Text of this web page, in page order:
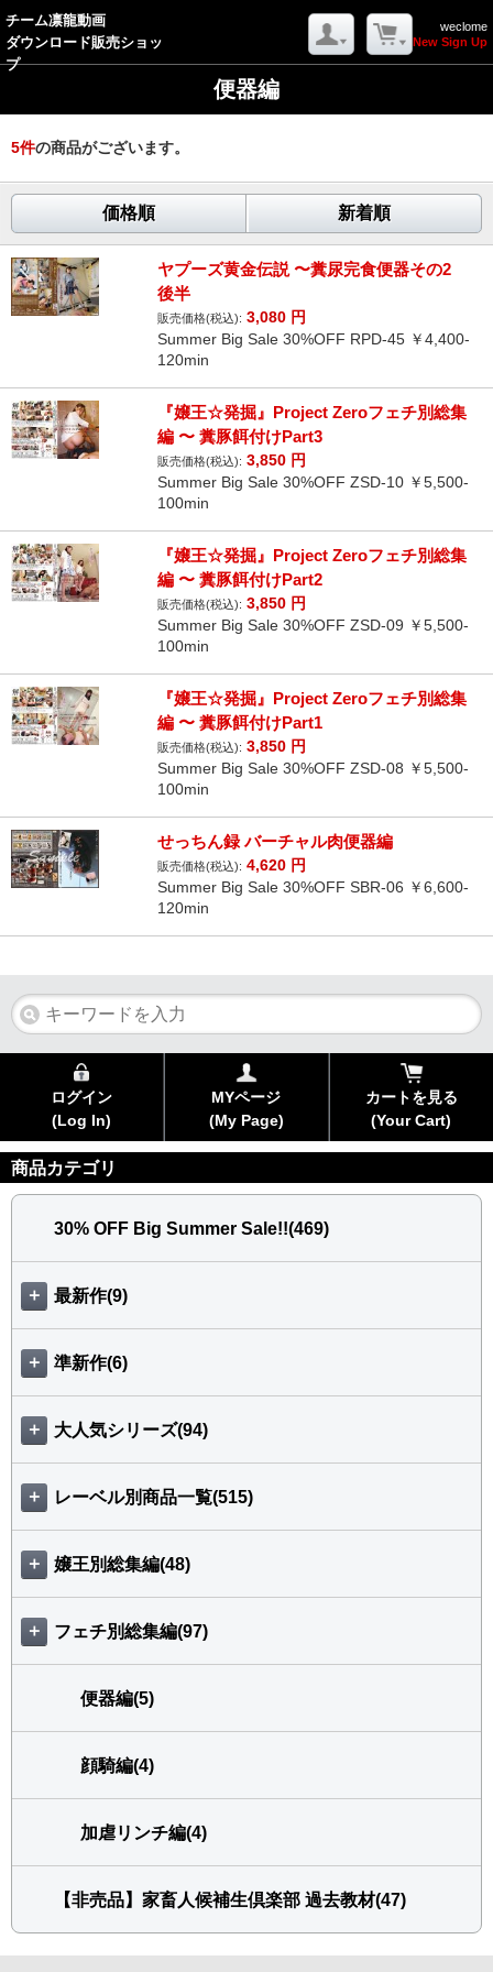
チーム凛龍動画
ダウンロード販売ショッ
プ
weclome
New Sign Up
便器編
5件の商品がございます。
価格順 新着順
ヤプーズ黄金伝説 〜糞尿完食便器その2
後半
販売価格(税込): 3,080 円
Summer Big Sale 30%OFF RPD-45 ￥4,400-
120min
『嬢王☆発掘』Project Zeroフェチ別総集
編 〜 糞豚餌付けPart3
販売価格(税込): 3,850 円
Summer Big Sale 30%OFF ZSD-10 ￥5,500-
100min
『嬢王☆発掘』Project Zeroフェチ別総集
編 〜 糞豚餌付けPart2
販売価格(税込): 3,850 円
Summer Big Sale 30%OFF ZSD-09 ￥5,500-
100min
『嬢王☆発掘』Project Zeroフェチ別総集
編 〜 糞豚餌付けPart1
販売価格(税込): 3,850 円
Summer Big Sale 30%OFF ZSD-08 ￥5,500-
100min
せっちん録 バーチャル肉便器編
販売価格(税込): 4,620 円
Summer Big Sale 30%OFF SBR-06 ￥6,600-
120min
ログイン
(Log In)
MYページ
(My Page)
カートを見る
(Your Cart)
商品カテゴリ
30% OFF Big Summer Sale!!(469)
＋ 最新作(9)
＋ 準新作(6)
＋ 大人気シリーズ(94)
＋ レーベル別商品一覧(515)
＋ 嬢王別総集編(48)
＋ フェチ別総集編(97)
便器編(5)
顔騎編(4)
加虐リンチ編(4)
【非売品】家畜人候補生倶楽部 過去教材(47)